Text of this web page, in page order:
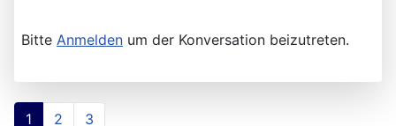
Bitte Anmelden um der Konversation beizutreten.
1 2 3